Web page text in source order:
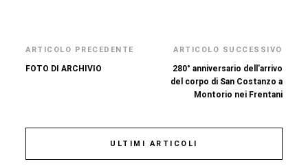
ARTICOLO PRECEDENTE
FOTO DI ARCHIVIO
ARTICOLO SUCCESSIVO
280° anniversario dell'arrivo
del corpo di San Costanzo a
Montorio nei Frentani
ULTIMI ARTICOLI